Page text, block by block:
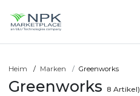
Heim Marken Greenworks
Greenworks 8 Artikel)